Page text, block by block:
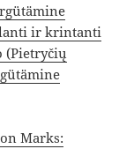
ir krintanti
(Pietryčių
Marks: